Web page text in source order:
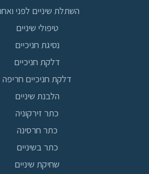
השתלת שיניים לפני
טיפולי שיניים
נסיגת חניכיים
דלקת חניכיים
דלקת חניכיים חריפה
הלבנת שיניים
כתר זירקוניה
כתר חרסינה
כתר בשיניים
שחיקת שיניים